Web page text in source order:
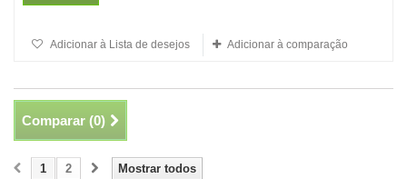
Adicionar à Lista de desejos Adicionar à comparação
Comparar (0)
Mostrar todos
1 2